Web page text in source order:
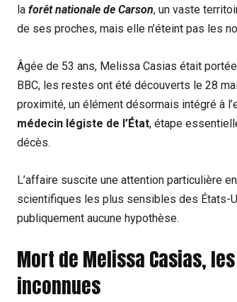
la forêt nationale de Carson, un vaste
de ses proches, mais elle n’éteint pas les
Âgée de 53 ans, Melissa Casias était
BBC, les restes ont été découverts le 28
proximité, un élément désormais intégré à
médecin légiste de l’État, étape
décès.
L’affaire suscite une attention particulière
scientifiques les plus sensibles des États-
publiquement aucune hypothèse.
Mort de Melissa Casias,
inconnues